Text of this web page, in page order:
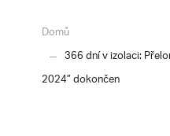
Domů
366 dní v izolaci:
2024” dokončen